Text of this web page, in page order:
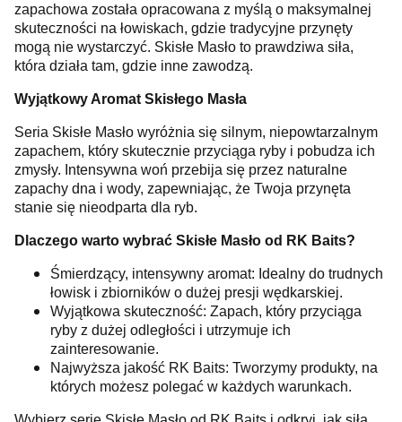
zapachowa została opracowana z myślą o maksymalnej
skuteczności na łowiskach, gdzie tradycyjne przynęty
mogą nie wystarczyć. Skisłe Masło to prawdziwa siła,
która działa tam, gdzie inne zawodzą.
Wyjątkowy Aromat Skisłego Masła
Seria Skisłe Masło wyróżnia się silnym, niepowtarzalnym
zapachem, który skutecznie przyciąga ryby i pobudza ich
zmysły. Intensywna woń przebija się przez naturalne
zapachy dna i wody, zapewniając, że Twoja przynęta
stanie się nieodparta dla ryb.
Dlaczego warto wybrać Skisłe Masło od RK Baits?
Śmierdzący, intensywny aromat: Idealny do trudnych
łowisk i zbiorników o dużej presji wędkarskiej.
Wyjątkowa skuteczność: Zapach, który przyciąga
ryby z dużej odległości i utrzymuje ich
zainteresowanie.
Najwyższa jakość RK Baits: Tworzymy produkty, na
których możesz polegać w każdych warunkach.